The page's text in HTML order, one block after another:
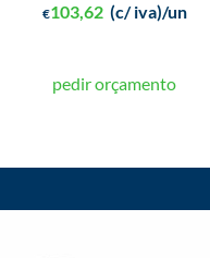
€103,62 (c/ iva)/un
pedir orçamento